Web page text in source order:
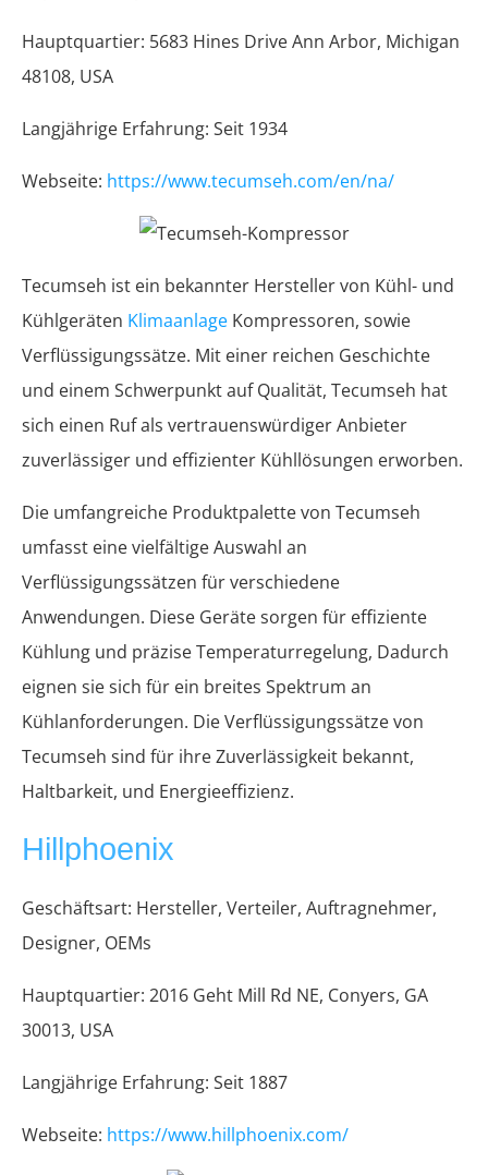
Hauptquartier: 5683 Hines Drive Ann Arbor, Michigan
48108, USA
Langjährige Erfahrung: Seit 1934
Webseite: https://www.tecumseh.com/en/na/
Tecumseh ist ein bekannter Hersteller von Kühl- und
Kühlgeräten Klimaanlage Kompressoren, sowie
Verflüssigungssätze. Mit einer reichen Geschichte
und einem Schwerpunkt auf Qualität, Tecumseh hat
sich einen Ruf als vertrauenswürdiger Anbieter
zuverlässiger und effizienter Kühllösungen erworben.
Die umfangreiche Produktpalette von Tecumseh
umfasst eine vielfältige Auswahl an
Verflüssigungssätzen für verschiedene
Anwendungen. Diese Geräte sorgen für effiziente
Kühlung und präzise Temperaturregelung, Dadurch
eignen sie sich für ein breites Spektrum an
Kühlanforderungen. Die Verflüssigungssätze von
Tecumseh sind für ihre Zuverlässigkeit bekannt,
Haltbarkeit, und Energieeffizienz.
Hillphoenix
Geschäftsart: Hersteller, Verteiler, Auftragnehmer,
Designer, OEMs
Hauptquartier: 2016 Geht Mill Rd NE, Conyers, GA
30013, USA
Langjährige Erfahrung: Seit 1887
Webseite: https://www.hillphoenix.com/